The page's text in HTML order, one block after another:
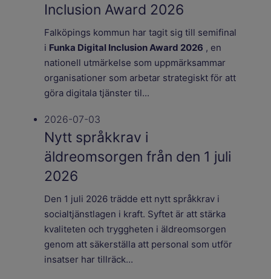
Inclusion Award 2026
Falköpings kommun har tagit sig till semifinal
i Funka Digital Inclusion Award 2026 , en
nationell utmärkelse som uppmärksammar
organisationer som arbetar strategiskt för att
göra digitala tjänster til...
2026-07-03
Nytt språkkrav i
äldreomsorgen från den 1 juli
2026
Den 1 juli 2026 trädde ett nytt språkkrav i
socialtjänstlagen i kraft. Syftet är att stärka
kvaliteten och tryggheten i äldreomsorgen
genom att säkerställa att personal som utför
insatser har tillräck...